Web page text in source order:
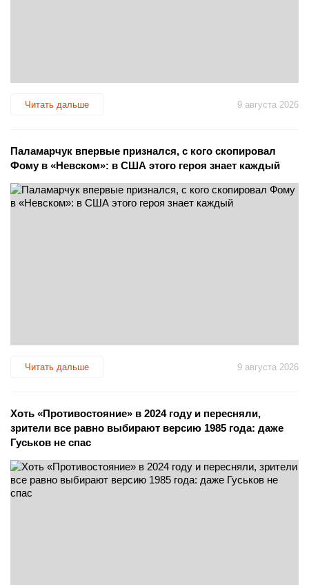
Читать дальше 9 августа 2026
Паламарчук впервые признался, с кого скопировал
Фому в «Невском»: в США этого героя знает каждый
Читать дальше 9 августа 2026
Хоть «Противостояние» в 2024 году и пересняли,
зрители все равно выбирают версию 1985 года: даже
Гуськов не спас